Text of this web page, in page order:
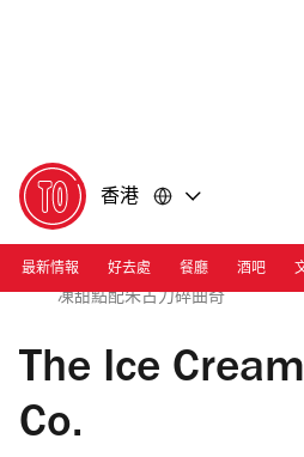
香港
最新情報 好去處 餐廳 酒吧
Photograph: Courtesy The Ice
凍甜點配朱古力碎曲奇
The Ice
Co.